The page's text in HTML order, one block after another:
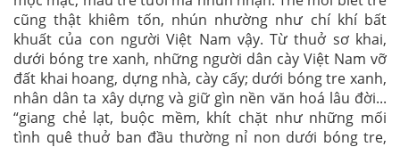
cũng thật khiêm tốn, nhún nhường như chí khí bất
khuất của con người Việt Nam vậy. Từ thuở sơ khai,
dưới bóng tre xanh, những người dân cày Việt Nam vỡ
đất khai hoang, dựng nhà, cày cấy; dưới bóng tre xanh,
nhân dân ta xây dựng và giữ gìn nền văn hoá lâu đời...
“giang chẻ lạt, buộc mềm, khít chặt như những mối
tình quê thuở ban đầu thường nỉ non dưới bóng tre,